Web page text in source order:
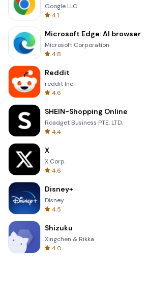
Google LLC
4.1
Microsoft Edge: AI browser
Microsoft Corporation
4.8
Reddit
reddit Inc.
4.6
SHEIN-Shopping Online
Roadget Business PTE. LTD.
4.4
X
X Corp.
4.6
Disney+
Disney
4.5
Shizuku
Xingchen & Rikka
4.0